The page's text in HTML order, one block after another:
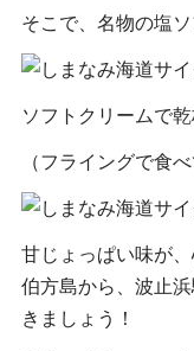
そこで、名物の塩
ソフトクリームで乾
（フライングで食
甘じょっぱい味が
伯方島から、波止
きましょう！